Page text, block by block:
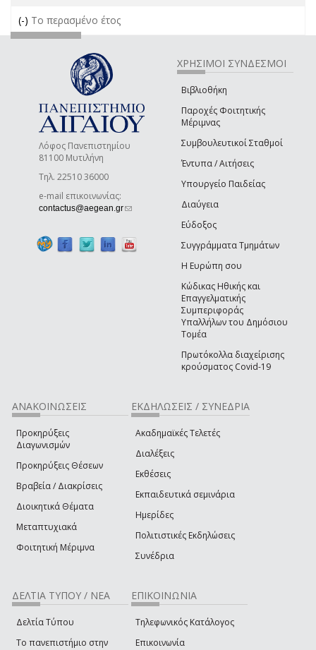
(-) Remove Το περασμένο έτος filter
Το περασμένο έτος
Λόφος Πανεπιστημίου
81100 Μυτιλήνη
Τηλ. 22510 36000
e-mail επικοινωνίας:
contactus@aegean.gr(link sends e-mail)
ΧΡΗΣΙΜΟΙ ΣΥΝΔΕΣΜΟΙ
Βιβλιοθήκη
Παροχές Φοιτητικής
Μέριμνας
Συμβουλευτικοί Σταθμοί
Έντυπα / Αιτήσεις
Υπουργείο Παιδείας
Διαύγεια
Εύδοξος
Συγγράμματα Τμημάτων
Η Ευρώπη σου
Κώδικας Ηθικής και
Επαγγελματικής
Συμπεριφοράς
Υπαλλήλων του Δημόσιου
Τομέα
Πρωτόκολλα διαχείρισης
κρούσματος Covid-19
ΑΝΑΚΟΙΝΩΣΕΙΣ
Προκηρύξεις
Διαγωνισμών
Προκηρύξεις Θέσεων
Βραβεία / Διακρίσεις
Διοικητικά Θέματα
Μεταπτυχιακά
Φοιτητική Μέριμνα
ΕΚΔΗΛΩΣΕΙΣ / ΣΥΝΕΔΡΙΑ
Ακαδημαϊκές Τελετές
Διαλέξεις
Εκθέσεις
Εκπαιδευτικά σεμινάρια
Ημερίδες
Πολιτιστικές Εκδηλώσεις
Συνέδρια
ΔΕΛΤΙΑ ΤΥΠΟΥ / ΝΕΑ
Δελτία Τύπου
Το πανεπιστήμιο στην
ΕΠΙΚΟΙΝΩΝΙΑ
Τηλεφωνικός Κατάλογος
Επικοινωνία